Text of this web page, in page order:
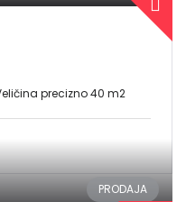
precizno 40 m2
PRODAJA